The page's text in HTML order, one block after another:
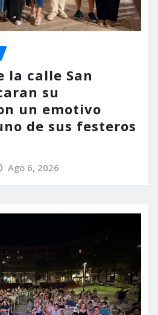
la calle San
su
un emotivo
de sus festeros
Ago 6, 2026